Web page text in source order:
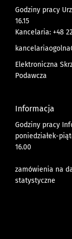
Godziny pracy
16.15
Kancelaria: +48
Elektroniczna
Podawcza
Informacja
Godziny pracy
poniedziałek-
16.00
zamówienia na
statystyczne